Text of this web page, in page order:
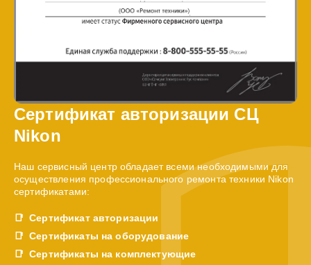
Сертификат авторизации СЦ
Nikon
Наш сервисный центр обладает всеми необходимыми для
осуществления профессионального ремонта техники Nikon
сертификатами:
Сертификат авторизации
Сертификаты на оборудование
Сертификаты на комплектующие